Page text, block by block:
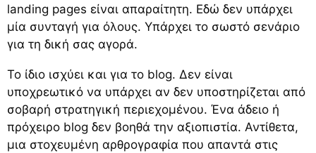
landing pages είναι απαραίτητη. Εδώ δεν υπάρχει
μία συνταγή για όλους. Υπάρχει το σωστό σενάριο
για τη δική σας αγορά.
Το ίδιο ισχύει και για το blog. Δεν είναι
υποχρεωτικό να υπάρχει αν δεν υποστηρίζεται από
σοβαρή στρατηγική περιεχομένου. Ένα άδειο ή
πρόχειρο blog δεν βοηθά την αξιοπιστία. Αντίθετα,
μια στοχευμένη αρθρογραφία που απαντά στις